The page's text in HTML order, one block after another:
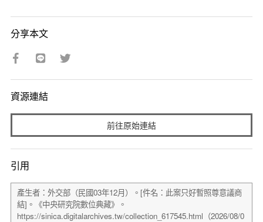
分享本文
資源連結
前往原始連結
引用